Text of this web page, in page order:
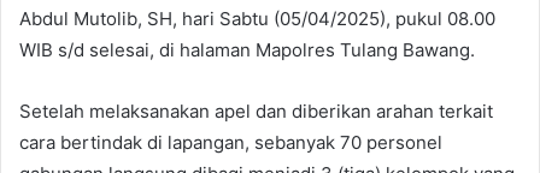
Abdul Mutolib, SH, hari Sabtu (05/04/2025), pukul 08.00
WIB s/d selesai, di halaman Mapolres Tulang Bawang.
Setelah melaksanakan apel dan diberikan arahan terkait
cara bertindak di lapangan, sebanyak 70 personel